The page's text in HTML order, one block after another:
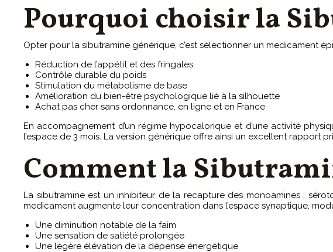
Pourquoi choisir la
Opter pour la sibutramine générique, c’est sélectionner un medicament
Réduction de l’appétit et des fringales
Contrôle durable du poids
Stimulation du métabolisme de base
Amélioration du bien-être psychologique lié à la silhouette
Achat pas cher sans ordonnance, en ligne et en France
En accompagnement d’un régime hypocalorique et d’une activité
l’espace de 3 mois. La version générique offre ainsi un excellent rapport
Comment la
La sibutramine est un inhibiteur de la recapture des monoamines :
medicament augmente leur concentration dans l’espace synaptique,
Une diminution notable de la faim
Une sensation de satiété prolongée
Une légère élévation de la dépense énergétique